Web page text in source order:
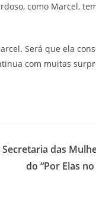
como Marcel,
Será que ela
com muitas
Secretaria das
do “Por Elas